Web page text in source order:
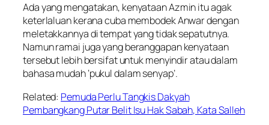
Ada yang mengatakan, kenyataan Azmin itu agak
keterlaluan kerana cuba membodek Anwar dengan
meletakkannya di tempat yang tidak sepatutnya.
Namun ramai juga yang beranggapan kenyataan
tersebut lebih bersifat untuk menyindir atau dalam
bahasa mudah ‘pukul dalam senyap’.
Related: Pemuda Perlu Tangkis Dakyah
Pembangkang Putar Belit Isu Hak Sabah, Kata Salleh